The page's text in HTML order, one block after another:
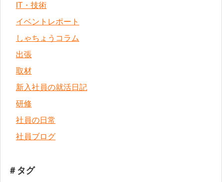
IT・技術
イベントレポート
しゃちょうコラム
出張
取材
新入社員の就活日記
研修
社員の日常
社員ブログ
＃タグ